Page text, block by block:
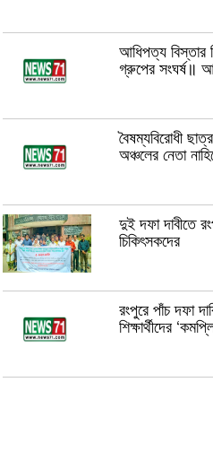
আধিপত্য বিস্তার
গ্রুপের সংঘর্ষ॥
বৈষম্যবিরোধী
অঞ্চলের নেতা
দুই দফা দাবীতে
চিকিৎসকদের
রংপুরে পাঁচ দফা
শিক্ষার্থীদের